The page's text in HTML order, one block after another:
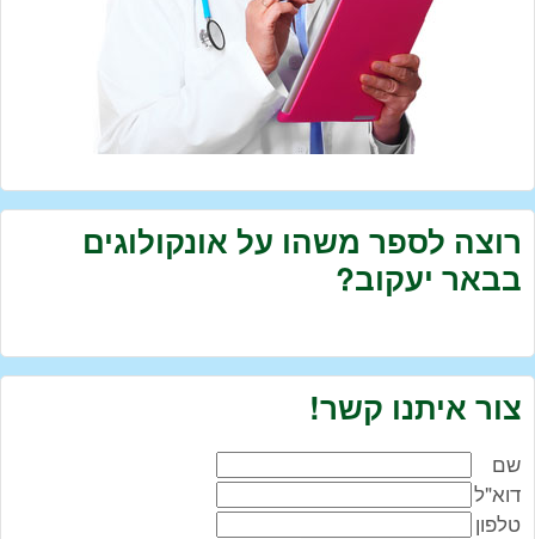
רוצה לספר משהו על אונקולוגים
בבאר יעקוב?
צור איתנו קשר!
שם
דוא"ל
טלפון